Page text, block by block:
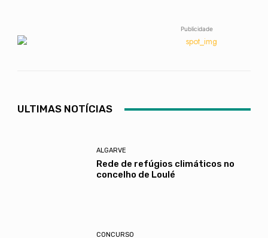
Publicidade
ULTIMAS NOTÍCIAS
ALGARVE
Rede de refúgios climáticos no
concelho de Loulé
CONCURSO